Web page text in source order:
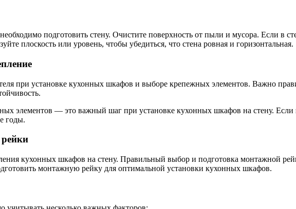
подготовить стену. Очистите поверхность от пыли и мусора. Если в
плоскость или уровень, чтобы убедиться, что стена ровная и горизонтальная.
при установке кухонных шкафов и выборе крепежных элементов. Важно
элементов — это важный шаг при установке кухонных шкафов на стену. Если
годы.
кухонных шкафов на стену. Правильный выбор и подготовка монтажной
монтажную рейку для оптимальной установки кухонных шкафов.